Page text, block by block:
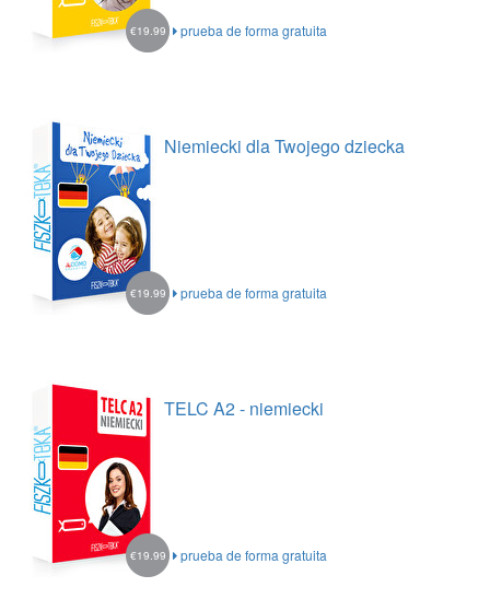
prueba de forma gratuita
€19.99
Niemiecki dla Twojego dziecka
prueba de forma gratuita
€19.99
TELC A2 - niemiecki
prueba de forma gratuita
€19.99